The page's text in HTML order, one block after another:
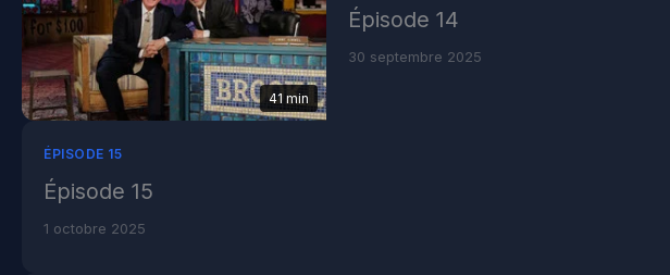
41 min
Épisode 14
30 septembre 2025
ÉPISODE 15
Épisode 15
1 octobre 2025